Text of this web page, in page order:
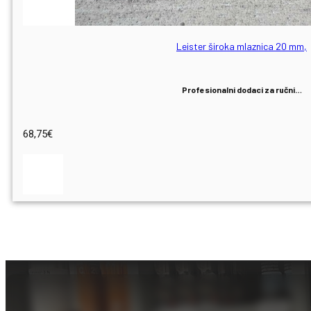
Leister široka mlaznica 20 mm,
Profesionalni dodaci za ručni…
68,75€